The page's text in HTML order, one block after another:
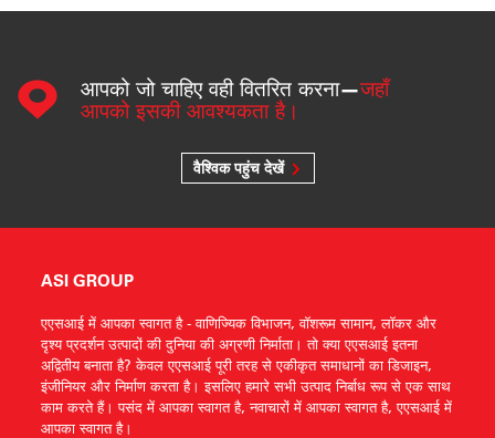
आपको जो चाहिए वही वितरित करना—जहाँ
आपको इसकी आवश्यकता है।
वैश्विक पहुंच देखें
ASI GROUP
एएसआई में आपका स्वागत है - वाणिज्यिक विभाजन, वॉशरूम सामान, लॉकर और
दृश्य प्रदर्शन उत्पादों की दुनिया की अग्रणी निर्माता। तो क्या एएसआई इतना
अद्वितीय बनाता है? केवल एएसआई पूरी तरह से एकीकृत समाधानों का डिजाइन,
इंजीनियर और निर्माण करता है। इसलिए हमारे सभी उत्पाद निर्बाध रूप से एक साथ
काम करते हैं। पसंद में आपका स्वागत है, नवाचारों में आपका स्वागत है, एएसआई में
आपका स्वागत है।